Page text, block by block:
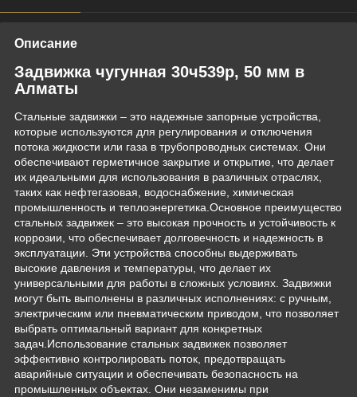
Описание
Задвижка чугунная 30ч539р, 50 мм в
Алматы
Стальные задвижки – это надежные запорные устройства,
которые используются для регулирования и отключения
потока жидкости или газа в трубопроводных системах. Они
обеспечивают герметичное закрытие и открытие, что делает
их идеальными для использования в различных отраслях,
таких как нефтегазовая, водоснабжение, химическая
промышленность и теплоэнергетика.Основное преимущество
стальных задвижек – это высокая прочность и устойчивость к
коррозии, что обеспечивает долговечность и надежность в
эксплуатации. Эти устройства способны выдерживать
высокие давления и температуры, что делает их
универсальными для работы в сложных условиях. Задвижки
могут быть выполнены в различных исполнениях: с ручным,
электрическим или пневматическим приводом, что позволяет
выбрать оптимальный вариант для конкретных
задач.Использование стальных задвижек позволяет
эффективно контролировать поток, предотвращать
аварийные ситуации и обеспечивать безопасность на
промышленных объектах. Они незаменимы при